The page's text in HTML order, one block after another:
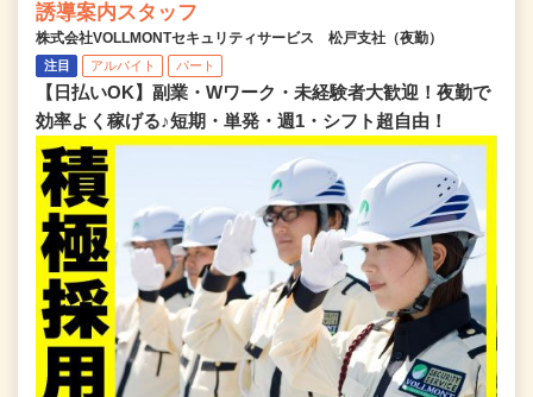
誘導案内スタッフ
株式会社VOLLMONTセキュリティサービス 松戸支社（夜勤）
注目 アルバイト パート
【日払いOK】副業・Wワーク・未経験者大歓迎！夜勤で
効率よく稼げる♪短期・単発・週1・シフト超自由！